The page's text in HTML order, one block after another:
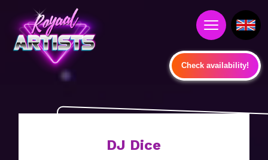
Check availability!
DJ Dice